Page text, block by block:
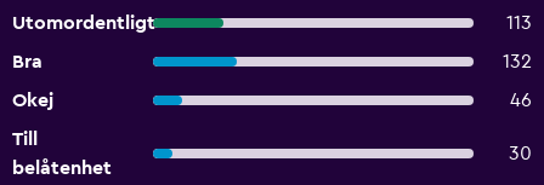
Utomordentligt
113
Bra
132
Okej
46
Till
belåtenhet
30